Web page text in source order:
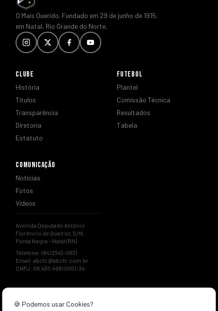
O Mais Querido. Fundado em 29 de junho de 1915,
em Natal, Rio Grande do Norte.
CLUBE
História
Títulos
Transparência
Diretoria
Estatuto
FUTEBOL
Plantel
Comissão Técnica
Resultados
Tabela
COMUNICAÇÃO
Notícias
Fotos
Vídeos
Avenida Deputado Antônio
Florêncio de Queiroz, S/N,
Ponta Negra – Natal (RN)
Telefone: (84) 3343-0631
Email: abcfc@abcfc.com.br
CNPJ: 08.430.498/0001-34
🍪 Podemos usar Cookies?